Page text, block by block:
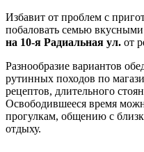
Избавит от проблем с
побаловать семью
на 10-я Радиальная ул. от
Разнообразие вариантов
рутинных походов по
рецептов, длительного
Освободившееся время
прогулкам, общению с
отдыху.